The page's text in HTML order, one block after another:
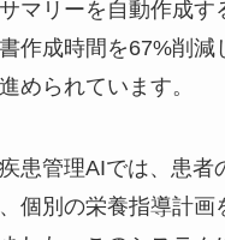
マリーを自動作成す
作成時間を67%削減
められています。
患管理AIでは、患者
個別の栄養指導計画